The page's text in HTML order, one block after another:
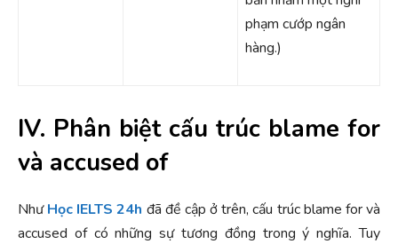
phạm cướp ngân
hàng.)
IV. Phân biệt cấu trúc blame for
và accused of
NhưHọc IELTS 24h đã đề cập ở trên, cấu trúc blame for và
accused of có những sự tương đồng trong ý nghĩa. Tuy